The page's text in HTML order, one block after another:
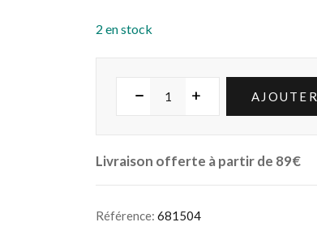
2 en stock
AJOUTER
Livraison offerte à partir de 89€
Référence: 681504